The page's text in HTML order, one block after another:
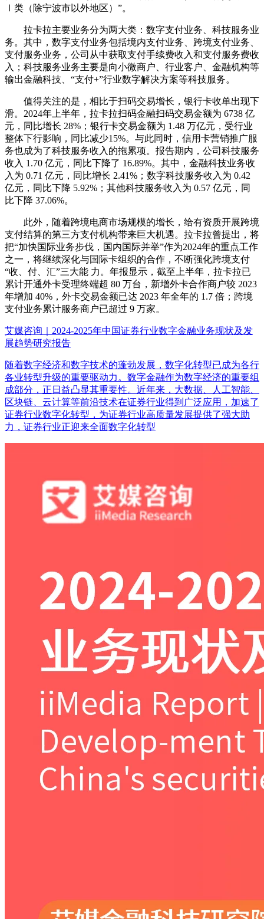
Ⅰ类（除宁波市以外地区）”。
拉卡拉主要业务分为两大类：数字支付业务、科技服务业
务。其中，数字支付业务包括境内支付业务、跨境支付业务、
支付服务业务，公司从中获取支付手续费收入和支付服务费收
入；科技服务业务主要是向小微商户、行业客户、金融机构等
输出金融科技、“支付+”行业数字解决方案等科技服务。
值得关注的是，相比于扫码交易增长，银行卡收单出现下
滑。2024年上半年，拉卡拉扫码金融扫码交易金额为 6738 亿
元，同比增长 28%；银行卡交易金额为 1.48 万亿元，受行业
整体下行影响，同比减少15%。与此同时，信用卡营销推广服
务也成为了科技服务收入的拖累项。报告期内，公司科技服务
收入 1.70 亿元，同比下降了 16.89%。其中，金融科技业务收
入为 0.71 亿元，同比增长 2.41%；数字科技服务收入为 0.42
亿元，同比下降 5.92%；其他科技服务收入为 0.57 亿元，同
比下降 37.06%。
此外，随着跨境电商市场规模的增长，给有资质开展跨境
支付结算的第三方支付机构带来巨大机遇。拉卡拉曾提出，将
把“加快国际业务步伐，国内国际并举”作为2024年的重点工作
之一，将继续深化与国际卡组织的合作，不断强化跨境支付
“收、付、汇”三大能 力。年报显示，截至上半年，拉卡拉已
累计开通外卡受理终端超 80 万台，新增外卡合作商户较 2023
年增加 40%，外卡交易金额已达 2023 年全年的 1.7 倍；跨境
支付业务累计服务商户已超过 9 万家。
艾媒咨询｜2024-2025年中国证券行业数字金融业务现状及发
展趋势研究报告
随着数字经济和数字技术的蓬勃发展，数字化转型已成为各行
各业转型升级的重要驱动力。数字金融作为数字经济的重要组
成部分，正日益凸显其重要性。近年来，大数据、人工智能、
区块链、云计算等前沿技术在证券行业得到广泛应用，加速了
证券行业数字化转型，为证券行业高质量发展提供了强大助
力，证券行业正迎来全面数字化转型